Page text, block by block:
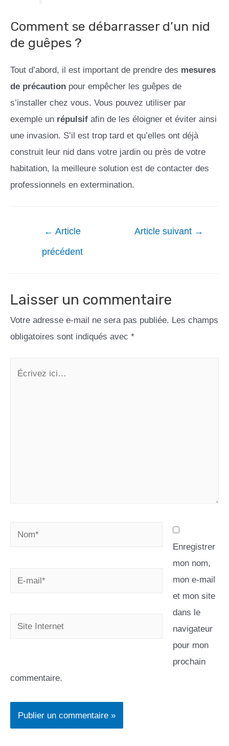
Comment se débarrasser d’un nid
de guêpes ?
Tout d’abord, il est important de prendre des mesures
de précaution pour empêcher les guêpes de
s’installer chez vous. Vous pouvez utiliser par
exemple un répulsif afin de les éloigner et éviter ainsi
une invasion. S’il est trop tard et qu’elles ont déjà
construit leur nid dans votre jardin ou près de votre
habitation, la meilleure solution est de contacter des
professionnels en extermination.
← Article
précédent
Article suivant →
Laisser un commentaire
Votre adresse e-mail ne sera pas publiée. Les champs
obligatoires sont indiqués avec *
Enregistrer
mon nom,
mon e-mail
et mon site
dans le
navigateur
pour mon
prochain
commentaire.